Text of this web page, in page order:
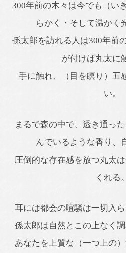
300年前の木々は今でも（い
らかく・そして温かく
孫太郎を訪れる人は300年前
が付けば丸太に
手に触れ、（目を瞑り）五
い。
まるで森の中で、透き通っ
んでいるような香り、
圧倒的な存在感を放つ丸太
くれる。
耳には都会の喧騒は一切入
孫太郎は自然とこの上なく
あなたを上質な（一つ上の